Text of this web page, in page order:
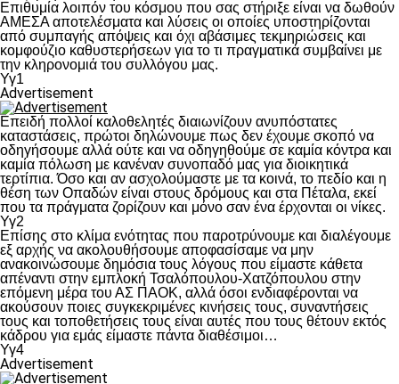
Επιθυμία λοιπόν του κόσμου που σας στήριξε είναι να δωθούν
ΑΜΕΣΑ αποτελέσματα και λύσεις οι οποίες υποστηρίζονται
από συμπαγής απόψεις και όχι αβάσιμες τεκμηριώσεις και
κομφούζιο καθυστερήσεων για το τι πραγματικά συμβαίνει με
την κληρονομιά του συλλόγου μας.
Υγ1
Advertisement
Επειδή πολλοί καλοθελητές διαιωνίζουν ανυπόστατες
καταστάσεις, πρώτοι δηλώνουμε πως δεν έχουμε σκοπό να
οδηγήσουμε αλλά ούτε και να οδηγηθούμε σε καμία κόντρα και
καμία πόλωση με κανέναν συνοπαδό μας για διοικητικά
τερτίπια. Όσο και αν ασχολούμαστε με τα κοινά, το πεδίο και η
θέση των Οπαδών είναι στους δρόμους και στα Πέταλα, εκεί
που τα πράγματα ζορίζουν και μόνο σαν ένα έρχονται οι νίκες.
Υγ2
Επίσης στο κλίμα ενότητας που παροτρύνουμε και διαλέγουμε
εξ αρχής να ακολουθήσουμε αποφασίσαμε να μην
ανακοινώσουμε δημόσια τους λόγους που είμαστε κάθετα
απέναντι στην εμπλοκή Τσαλόπουλου-Χατζόπουλου στην
επόμενη μέρα του ΑΣ ΠΑΟΚ, αλλά όσοι ενδιαφέρονται να
ακούσουν ποιες συγκεκριμένες κινήσεις τους, συναντήσεις
τους και τοποθετήσεις τους είναι αυτές που τους θέτουν εκτός
κάδρου για εμάς είμαστε πάντα διαθέσιμοι…
Υγ4
Advertisement